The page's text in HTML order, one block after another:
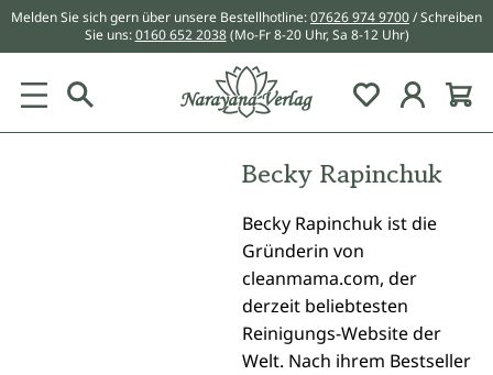
springen
Melden Sie sich gern über unsere Bestellhotline:07626 974 9700/ Schreiben
Sie uns:0160 652 2038 (Mo-Fr 8-20 Uhr, Sa 8-12 Uhr)
Du hast 0
Becky Rapinchuk
Becky Rapinchuk ist die
Gründerin von
cleanmama.com, der
derzeit beliebtesten
Reinigungs-Website der
Welt. Nach ihrem Bestseller